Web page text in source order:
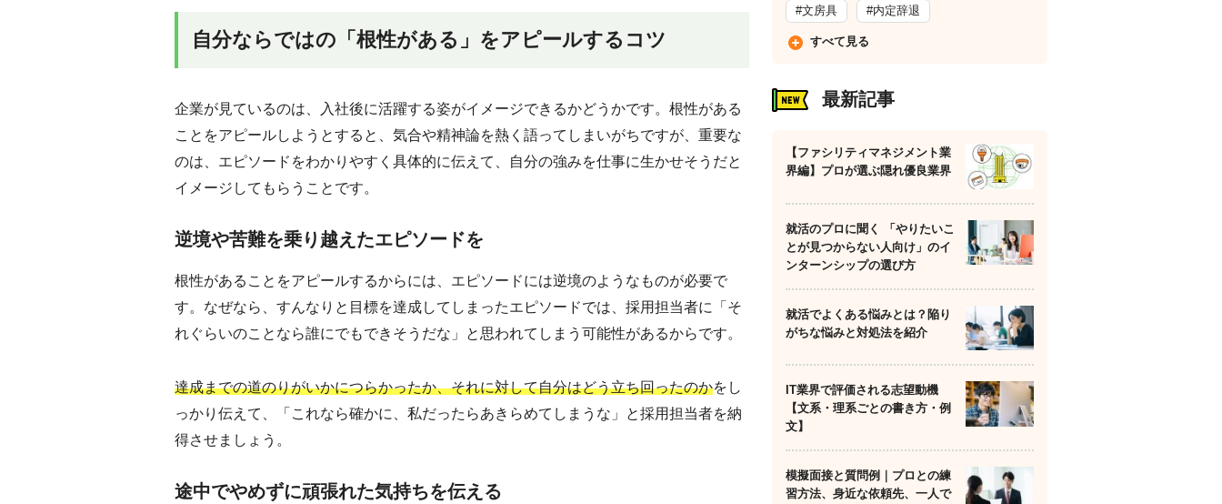
自分ならではの「根性がある」をアピールするコツ
企業が見ているのは、入社後に活躍する姿がイメージできるかどうかです。根性がある
ことをアピールしようとすると、気合や精神論を熱く語ってしまいがちですが、重要な
のは、エピソードをわかりやすく具体的に伝えて、自分の強みを仕事に生かせそうだと
イメージしてもらうことです。
逆境や苦難を乗り越えたエピソードを
根性があることをアピールするからには、エピソードには逆境のようなものが必要で
す。なぜなら、すんなりと目標を達成してしまったエピソードでは、採用担当者に「そ
れぐらいのことなら誰にでもできそうだな」と思われてしまう可能性があるからです。
達成までの道のりがいかにつらかったか、それに対して自分はどう立ち回ったのかをし
っかり伝えて、「これなら確かに、私だったらあきらめてしまうな」と採用担当者を納
得させましょう。
途中でやめずに頑張れた気持ちを伝える
#文房具 #内定辞退
すべて見る
最新記事
【ファシリティマネジメント業
界編】プロが選ぶ隠れ優良業界
就活のプロに聞く 「やりたいこ
とが見つからない人向け」のイ
ンターンシップの選び方
就活でよくある悩みとは？陥り
がちな悩みと対処法を紹介
IT業界で評価される志望動機
【文系・理系ごとの書き方・例
文】
模擬面接と質問例｜プロとの練
習方法、身近な依頼先、一人で